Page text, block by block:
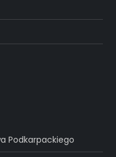
Podkarpackiego